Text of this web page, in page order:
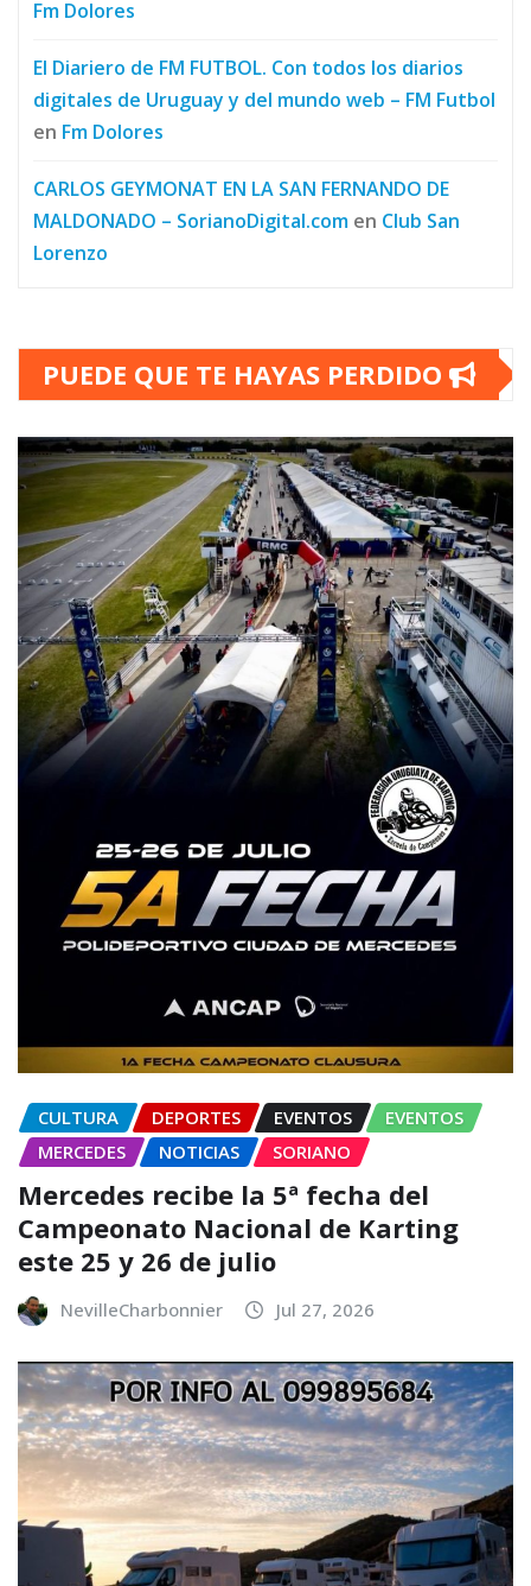
Fm Dolores
El Diariero de FM FUTBOL. Con todos los diarios
digitales de Uruguay y del mundo web – FM Futbol
en Fm Dolores
CARLOS GEYMONAT EN LA SAN FERNANDO DE
MALDONADO – SorianoDigital.com en Club San
Lorenzo
PUEDE QUE TE HAYAS PERDIDO
CULTURA DEPORTES EVENTOS
EVENTOS
MERCEDES
NOTICIAS SORIANO
Mercedes recibe la 5ª fecha del
Campeonato Nacional de Karting
este 25 y 26 de julio
NevilleCharbonnier Jul 27, 2026